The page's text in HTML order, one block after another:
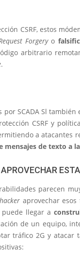
CSRF, estos
Forgeryo
arbitrario
.
por SCADA Sl
CSRF y
a atacantes
mensajes de texto a
parecen
hacker aprovechar
puede llegar a
de un equipo,
tráfico 2G y